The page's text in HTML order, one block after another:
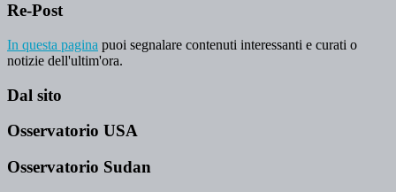
Re-Post
In questa pagina puoi segnalare contenuti interessanti e curati o
notizie dell'ultim'ora.
Dal sito
Osservatorio USA
Osservatorio Sudan